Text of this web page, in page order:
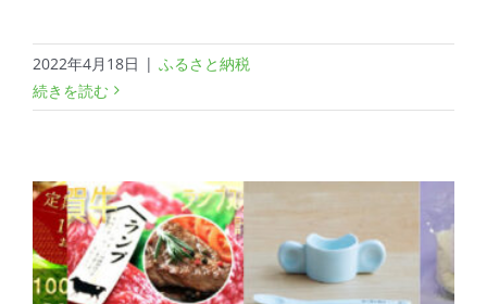
2022年4月18日 | ふるさと納税
続きを読む